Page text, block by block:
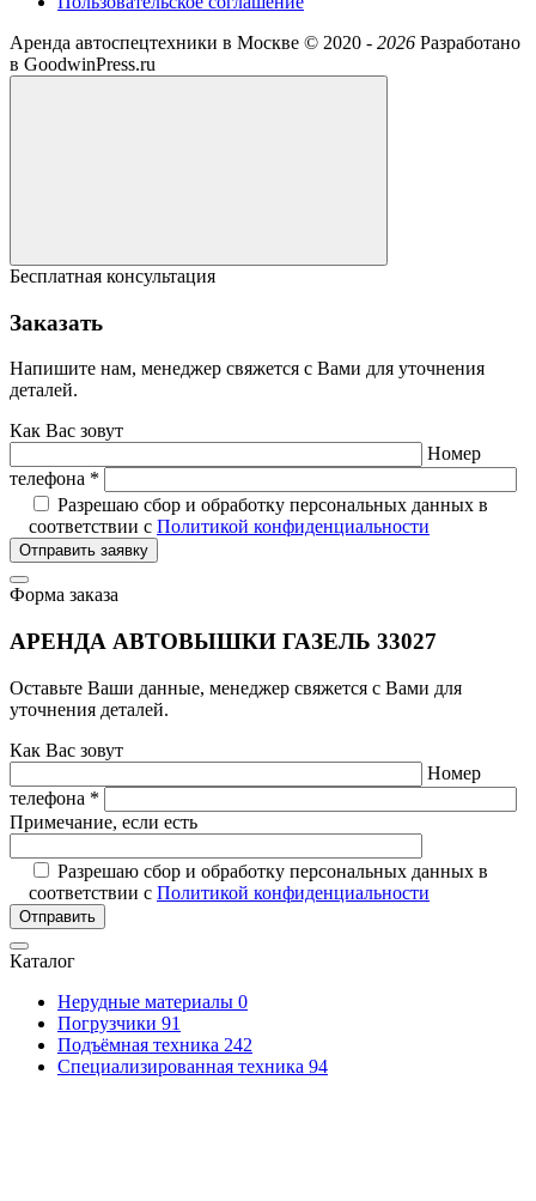
Аренда автоспецтехники в Москве © 2020 - 2026 Разработано
в GoodwinPress.ru
Бесплатная консультация
Заказать
Напишите нам, менеджер свяжется с Вами для уточнения
деталей.
Как Вас зовут
Номер
телефона *
Разрешаю сбор и обработку персональных данных в
соответствии с Политикой конфиденциальности
Отправить заявку
Форма заказа
АРЕНДА АВТОВЫШКИ ГАЗЕЛЬ 33027
Оставьте Ваши данные, менеджер свяжется с Вами для
уточнения деталей.
Как Вас зовут
Номер
телефона *
Примечание, если есть
Разрешаю сбор и обработку персональных данных в
соответствии с Политикой конфиденциальности
Отправить
Каталог
Нерудные материалы 0
Погрузчики 91
Подъёмная техника 242
Специализированная техника 94